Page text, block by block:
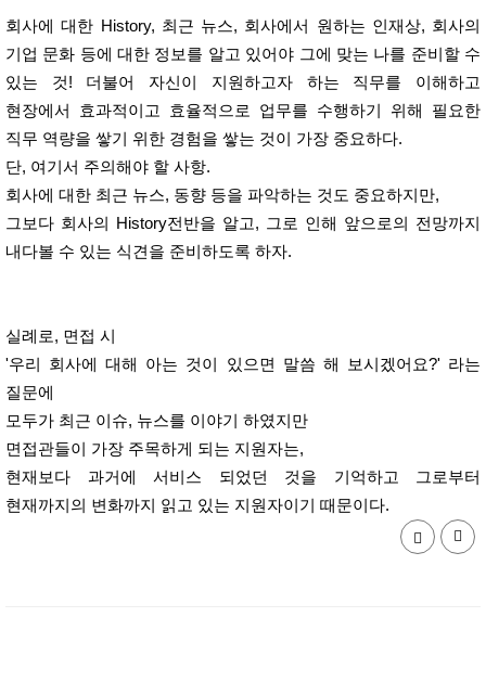
회사에 대한 History, 최근 뉴스, 회사에서 원하는 인재상, 회사의
기업 문화 등에 대한 정보를 알고 있어야 그에 맞는 나를 준비할 수
있는 것! 더불어 자신이 지원하고자 하는 직무를 이해하고
현장에서 효과적이고 효율적으로 업무를 수행하기 위해 필요한
직무 역량을 쌓기 위한 경험을 쌓는 것이 가장 중요하다.
단, 여기서 주의해야 할 사항.
회사에 대한 최근 뉴스, 동향 등을 파악하는 것도 중요하지만,
그보다 회사의 History전반을 알고, 그로 인해 앞으로의 전망까지
내다볼 수 있는 식견을 준비하도록 하자.
실례로, 면접 시
'우리 회사에 대해 아는 것이 있으면 말씀 해 보시겠어요?' 라는
질문에
모두가 최근 이슈, 뉴스를 이야기 하였지만
면접관들이 가장 주목하게 되는 지원자는,
현재보다 과거에 서비스 되었던 것을 기억하고 그로부터
현재까지의 변화까지 읽고 있는 지원자이기 때문이다.